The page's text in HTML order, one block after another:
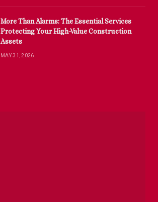
More Than Alarms: The Essential Services
Protecting Your High-Value Construction
Assets
MAY 31, 2026